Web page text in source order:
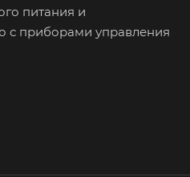
питания и
с приборами управления